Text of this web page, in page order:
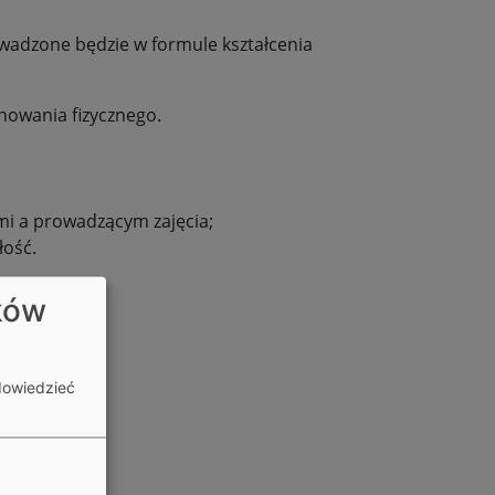
będzie w formule kształcenia
fizycznego.
a prowadzącym zajęcia;